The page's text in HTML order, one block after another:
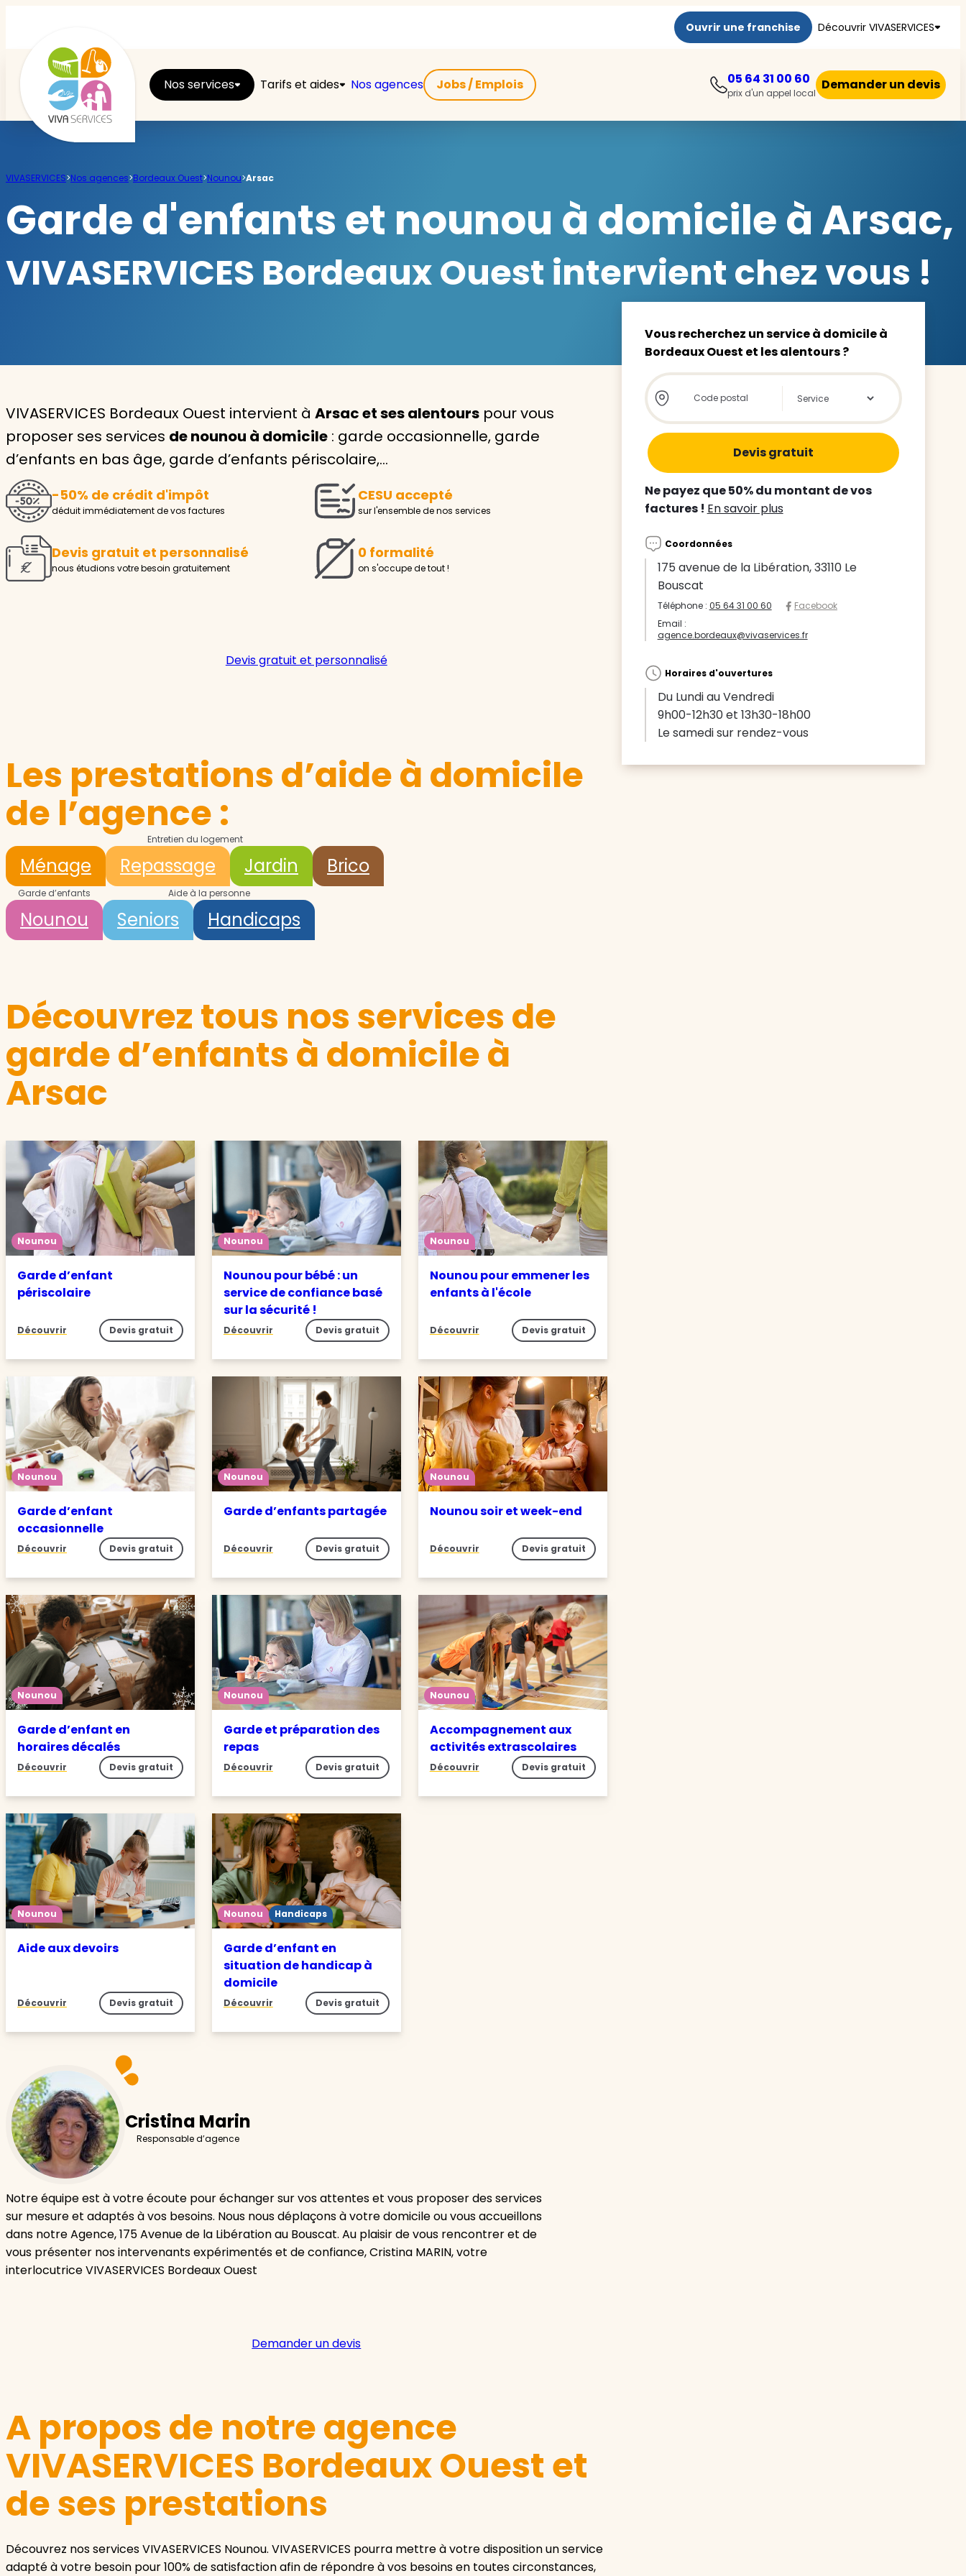
Ouvrir une franchise Découvrir VIVASERVICES
Nos services Tarifs et aides Nos agences Jobs / Emplois 05 64 31 00 60
prix d'un appel local
Demander un devis
Repassage
Jardin
Aide à la personne
Seniors
Handicaps
Voir tous les services
Avec VIVASERVICES, trouvez le
service à domicile qui vous
Pour l’entretien de votre logement, la garde de votre enfant
ou l’accompagnement d’un parent, nos intervenants à
Demander un devis gratuit
Trouver mon agence
VIVASERVICES>Nos agences>Bordeaux Ouest>Nounou>Arsac
Garde d'enfants et nounou à domicile à Arsac,
VIVASERVICES Bordeaux Ouest intervient chez vous !
VIVASERVICES Bordeaux Ouest intervient à Arsac et ses alentours pour vous
proposer ses services de nounou à domicile : garde occasionnelle, garde
d’enfants en bas âge, garde d’enfants périscolaire,…
-50% de crédit d'impôt
déduit immédiatement de vos factures
CESU accepté
sur l'ensemble de nos services
Devis gratuit et personnalisé
nous étudions votre besoin gratuitement
0 formalité
on s'occupe de tout !
Devis gratuit et personnalisé
Les prestations d’aide à domicile
de l’agence :
Entretien du logement
Ménage Repassage Jardin Brico
Garde d’enfants
Nounou
Aide à la personne
Seniors Handicaps
Découvrez tous nos services de
garde d’enfants à domicile à
Arsac
Nounou
Garde d’enfant
périscolaire
Découvrir Devis gratuit
Nounou
Nounou pour bébé : un
service de confiance basé
sur la sécurité !
Découvrir Devis gratuit
Nounou
Nounou pour emmener les
enfants à l'école
Découvrir Devis gratuit
Nounou
Garde d’enfant
occasionnelle
Découvrir Devis gratuit
Nounou
Garde d’enfants partagée
Découvrir Devis gratuit
Nounou
Nounou soir et week-end
Découvrir Devis gratuit
Nounou
Garde d’enfant en
horaires décalés
Découvrir Devis gratuit
Nounou
Garde et préparation des
repas
Découvrir Devis gratuit
Nounou
Accompagnement aux
activités extrascolaires
Découvrir Devis gratuit
Nounou
Aide aux devoirs
Découvrir Devis gratuit
Nounou Handicaps
Garde d’enfant en
situation de handicap à
domicile
Découvrir Devis gratuit
Cristina Marin
Responsable d’agence
Notre équipe est à votre écoute pour échanger sur vos attentes et vous proposer des services
sur mesure et adaptés à vos besoins. Nous nous déplaçons à votre domicile ou vous accueillons
dans notre Agence, 175 Avenue de la Libération au Bouscat. Au plaisir de vous rencontrer et de
vous présenter nos intervenants expérimentés et de confiance, Cristina MARIN, votre
interlocutrice VIVASERVICES Bordeaux Ouest
Demander un devis
A propos de notre agence
VIVASERVICES Bordeaux Ouest et
de ses prestations
Découvrez nos services VIVASERVICES Nounou. VIVASERVICES pourra mettre à votre disposition un service
adapté à votre besoin pour 100% de satisfaction afin de répondre à vos besoins en toutes circonstances,
Vous recherchez un service à domicile à
Bordeaux Ouest et les alentours ?
Store locator global - Autocompletion
Rechercher
Ne payez que 50% du montant de vos
factures ! En savoir plus
Coordonnées
175 avenue de la Libération, 33110 Le
Bouscat
Téléphone : 05 64 31 00 60
Facebook
Email :
agence.bordeaux@vivaservices.fr
Horaires d'ouvertures
Du Lundi au Vendredi
9h00-12h30 et 13h30-18h00
Le samedi sur rendez-vous